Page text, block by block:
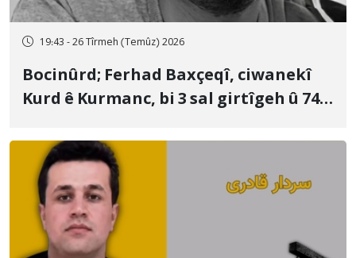
19:43 - 26 Tîrmeh (Temûz) 2026
Bocinûrd; Ferhad Baxçeqî, ciwanekî
Kurd ê Kurmanc, bi 3 sal girtîgeh û 74